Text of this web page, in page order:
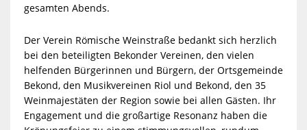
gesamten Abends.
Der Verein Römische Weinstraße bedankt sich herzlich
bei den beteiligten Bekonder Vereinen, den vielen
helfenden Bürgerinnen und Bürgern, der Ortsgemeinde
Bekond, den Musikvereinen Riol und Bekond, den 35
Weinmajestäten der Region sowie bei allen Gästen. Ihr
Engagement und die großartige Resonanz haben die